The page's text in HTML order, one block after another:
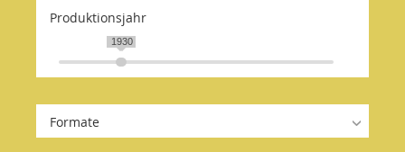
Produktionsjahr
1929
1930
Formate